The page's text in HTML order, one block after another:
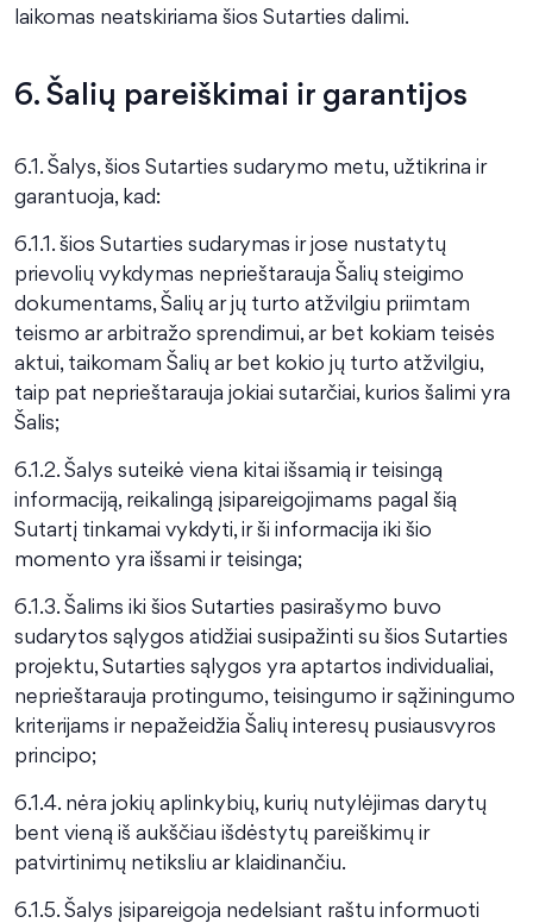
laikomas neatskiriama šios Sutarties dalimi.
6. Šalių pareiškimai ir garantijos
6.1. Šalys, šios Sutarties sudarymo metu, užtikrina ir
garantuoja, kad:
6.1.1. šios Sutarties sudarymas ir jose nustatytų
prievolių vykdymas neprieštarauja Šalių steigimo
dokumentams, Šalių ar jų turto atžvilgiu priimtam
teismo ar arbitražo sprendimui, ar bet kokiam teisės
aktui, taikomam Šalių ar bet kokio jų turto atžvilgiu,
taip pat neprieštarauja jokiai sutarčiai, kurios šalimi yra
Šalis;
6.1.2. Šalys suteikė viena kitai išsamią ir teisingą
informaciją, reikalingą įsipareigojimams pagal šią
Sutartį tinkamai vykdyti, ir ši informacija iki šio
momento yra išsami ir teisinga;
6.1.3. Šalims iki šios Sutarties pasirašymo buvo
sudarytos sąlygos atidžiai susipažinti su šios Sutarties
projektu, Sutarties sąlygos yra aptartos individualiai,
neprieštarauja protingumo, teisingumo ir sąžiningumo
kriterijams ir nepažeidžia Šalių interesų pusiausvyros
principo;
6.1.4. nėra jokių aplinkybių, kurių nutylėjimas darytų
bent vieną iš aukščiau išdėstytų pareiškimų ir
patvirtinimų netiksliu ar klaidinančiu.
6.1.5. Šalys įsipareigoja nedelsiant raštu informuoti